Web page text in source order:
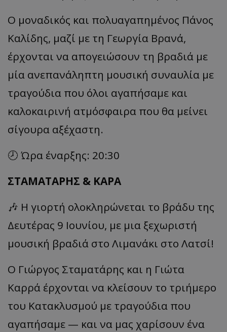
Ο μοναδικός και πολυαγαπημένος Πάνος
Καλίδης, μαζί με τη Γεωργία Βρανά,
έρχονται να απογειώσουν τη βραδιά με
μία ανεπανάληπτη μουσική συναυλία με
τραγούδια που όλοι αγαπήσαμε και
καλοκαιρινή ατμόσφαιρα που θα μείνει
σίγουρα αξέχαστη.
🕗 Ώρα έναρξης: 20:30
ΣΤΑΜΑΤΑΡΗΣ & ΚΑΡΑ
🎶 Η γιορτή ολοκληρώνεται το βράδυ της
Δευτέρας 9 Ιουνίου, με μια ξεχωριστή
μουσική βραδιά στο Λιμανάκι στο Λατσί!
Ο Γιώργος Σταματάρης και η Γιώτα
Καρρά έρχονται να κλείσουν το τριήμερο
του Κατακλυσμού με τραγούδια που
αγαπήσαμε — και να μας χαρίσουν ένα